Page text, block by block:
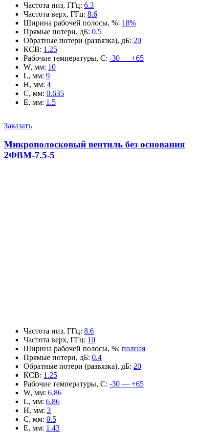
Частота низ, ГГц: 6.3
Частота верх, ГГц: 8.6
Ширина рабочей полосы, %: 18%
Прямые потери, дБ: 0.5
Обратные потери (развязка), дБ: 20
КСВ: 1.25
Рабочие температуры, С: -30 — +65
W, мм: 10
L, мм: 9
H, мм: 4
C, мм: 0.635
E, мм: 1.5
Заказать
Микрополосковый вентиль без основания
2ФВМ-7.5-5
Частота низ, ГГц: 8.6
Частота верх, ГГц: 10
Ширина рабочей полосы, %: полная
Прямые потери, дБ: 0.4
Обратные потери (развязка), дБ: 20
КСВ: 1.25
Рабочие температуры, С: -30 — +65
W, мм: 6.86
L, мм: 6.86
H, мм: 3
C, мм: 0.5
E, мм: 1.43